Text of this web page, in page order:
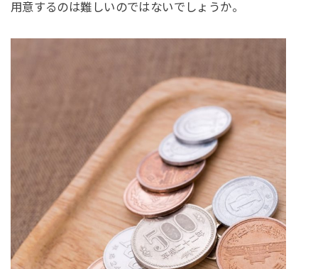
用意するのは難しいのではないでしょうか。